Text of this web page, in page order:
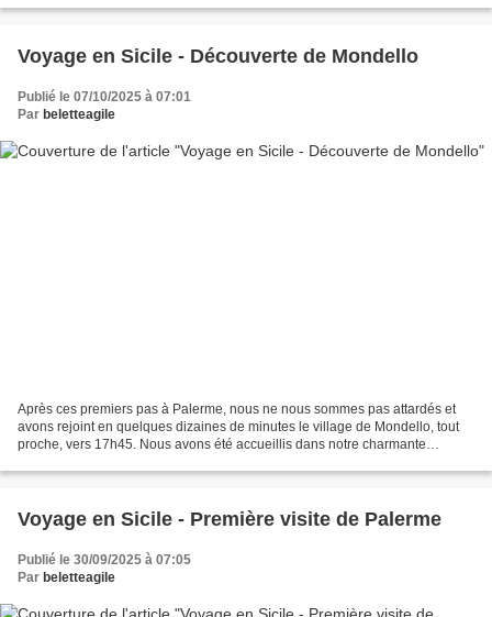
Voyage en Sicile - Découverte de Mondello
Publié le 07/10/2025 à 07:01
Par beletteagile
Après ces premiers pas à Palerme, nous ne nous sommes pas attardés et
avons rejoint en quelques dizaines de minutes le village de Mondello, tout
proche, vers 17h45. Nous avons été accueillis dans notre charmante
Voyage en Sicile - Première visite de Palerme
Publié le 30/09/2025 à 07:05
Par beletteagile